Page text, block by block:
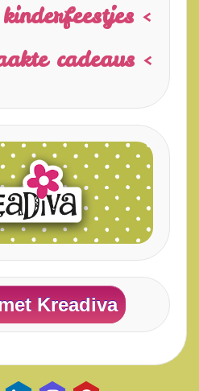
<
cadeaus <
Kreadiva